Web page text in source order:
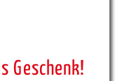
Geschenk!